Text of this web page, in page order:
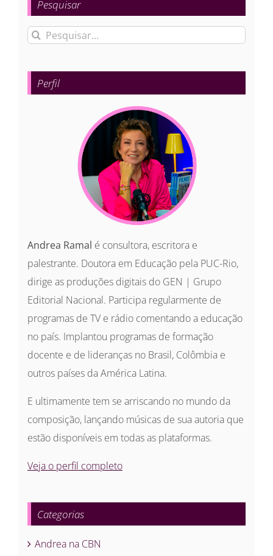
Pesquisar
Buscar
para:
Perfil
Andrea Ramal é consultora, escritora e
palestrante. Doutora em Educação pela PUC-Rio,
dirige as produções digitais do GEN | Grupo
Editorial Nacional. Participa regularmente de
programas de TV e rádio comentando a educação
no país. Implantou programas de formação
docente e de lideranças no Brasil, Colômbia e
outros países da América Latina.
E ultimamente tem se arriscando no mundo da
composição, lançando músicas de sua autoria que
estão disponíveis em todas as plataformas.
Veja o perfil completo
Categorias
Andrea na CBN